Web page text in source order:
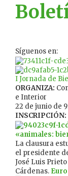
Síguenos en:
I Jornada de
ORGANIZA:
e Interior
22 de junio de
INSCRIPCIÓN:
«animales:
La clausura
el presidente
José Luis
Cárdenas.